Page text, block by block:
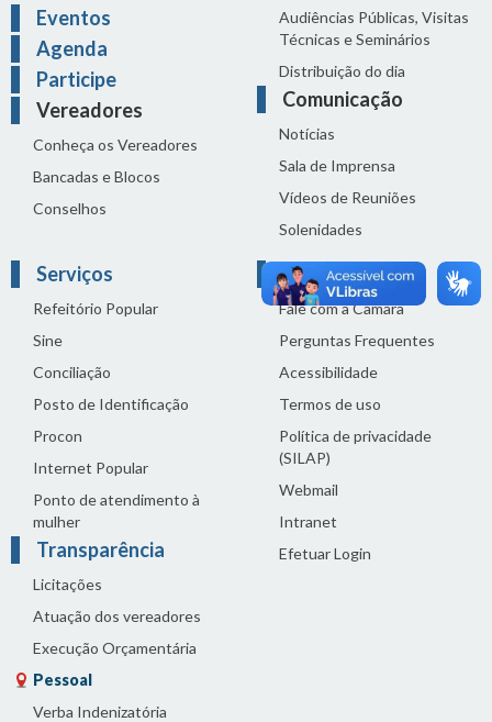
Eventos
Agenda
Participe
Vereadores
Conheça os Vereadores
Bancadas e Blocos
Conselhos
Audiências Públicas, Visitas
Técnicas e Seminários
Distribuição do dia
Comunicação
Notícias
Sala de Imprensa
Vídeos de Reuniões
Solenidades
Serviços
Refeitório Popular
Sine
Conciliação
Posto de Identificação
Procon
Internet Popular
Ponto de atendimento à
mulher
Transparência
Licitações
Atuação dos vereadores
Execução Orçamentária
Pessoal
Verba Indenizatória
Links Úteis
Fale com a Câmara
Perguntas Frequentes
Acessibilidade
Termos de uso
Política de privacidade
(SILAP)
Webmail
Intranet
Efetuar Login